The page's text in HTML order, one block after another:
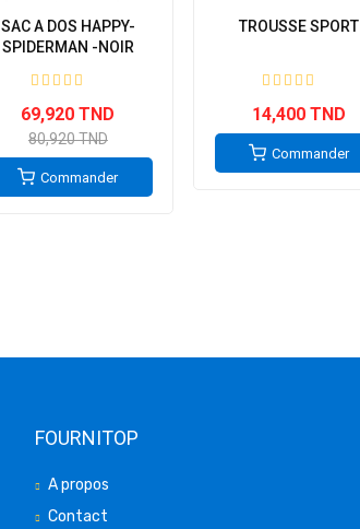
SAC A DOS HAPPY-
SPIDERMAN -NOIR
69,920 TND
80,920 TND
Commander
TROUSSE SPORT
14,400 TND
Commander
FOURNITOP
A propos
Contact